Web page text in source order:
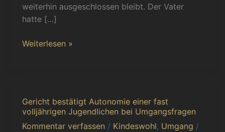
weiterhin ausgeschlossen bleibt. Der Vater
hatte […]
Weiterlesen »
Gericht bestätigt Autonomie einer fast
volljährigen Jugendlichen bei Umgangsfragen
Kommentar verfassen / Kindeswohl, Umgang /
Gericht
bestätigt
Autonomie